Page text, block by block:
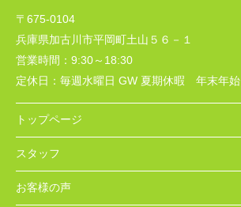
〒675-0104
兵庫県加古川市平岡町土山５６－１
営業時間： 9:30～18:30
定休日： 毎週水曜日 GW 夏期休暇 年末年始
トップページ
スタッフ
お客様の声